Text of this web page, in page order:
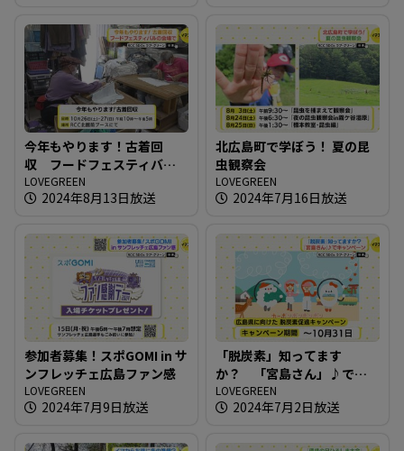
今年もやります！古着回
収 フードフェスティバル
の会場で
LOVEGREEN
2024年8月13日放送
北広島町で学ぼう！ 夏の昆
虫観察会
LOVEGREEN
2024年7月16日放送
参加者募集！スポGOMI in サ
ンフレッチェ広島ファン感
LOVEGREEN
2024年7月9日放送
「脱炭素」知ってます
か？ 「宮島さん」♪でキ
ャンペーン
LOVEGREEN
2024年7月2日放送